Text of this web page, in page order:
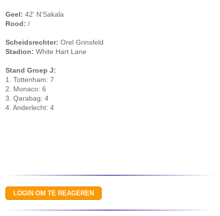
Geel: 42' N'Sakala
Rood: /
Scheidsrechter: Orel Grinsfeld
Stadion: White Hart Lane
Stand Groep J:
1. Tottenham: 7
2. Monaco: 6
3. Qarabag: 4
4. Anderlecht: 4